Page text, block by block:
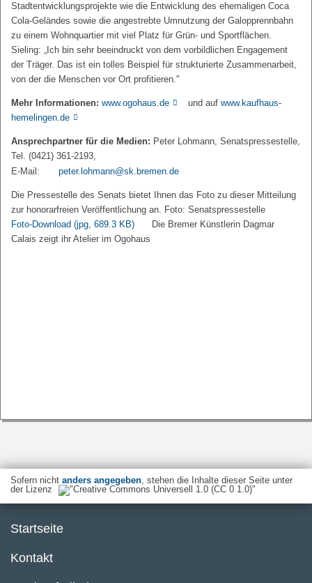
Stadtentwicklungsprojekte wie die Entwicklung des ehemaligen Coca
Cola-Geländes sowie die angestrebte Umnutzung der Galopprennbahn
zu einem Wohnquartier mit viel Platz für Grün- und Sportflächen.
Sieling: „Ich bin sehr beeindruckt von dem vorbildlichen Engagement
der Träger. Das ist ein tolles Beispiel für strukturierte Zusammenarbeit,
von der die Menschen vor Ort profitieren."
Mehr Informationen: www.ogohaus.de und aufwww.kaufhaus-
hemelingen.de
Ansprechpartner für die Medien: Peter Lohmann, Senatspressestelle,
Tel. (0421) 361-2193,
E-Mail:
peter.lohmann@sk.bremen.de
Die Pressestelle des Senats bietet Ihnen das Foto zu dieser Mitteilung
zur honorarfreien Veröffentlichung an. Foto: Senatspressestelle
Foto-Download (jpg, 689.3 KB)
Die Bremer Künstlerin Dagmar
Calais zeigt ihr Atelier im Ogohaus
Sofern nicht anders angegeben, stehen die Inhalte dieser Seite unter
der Lizenz
Startseite
Kontakt